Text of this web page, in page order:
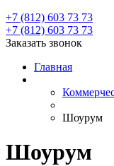
+7 (812) 603 73 73
+7 (812) 603 73 73
Заказать звонок
Главная
Шоурум
Шоурум